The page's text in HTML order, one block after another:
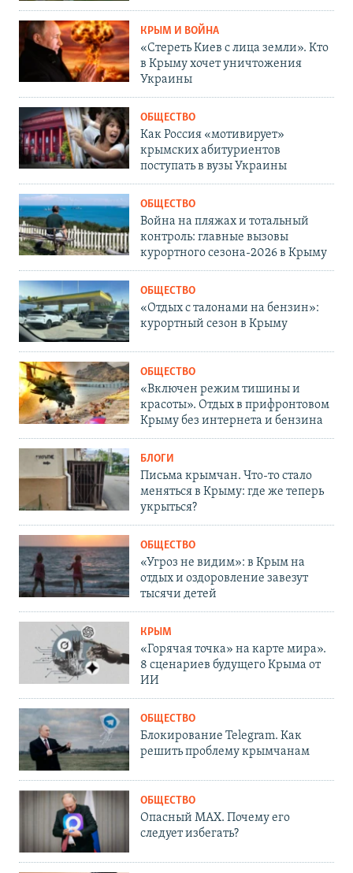
КРЫМ И ВОЙНА
«Стереть Киев с лица земли». Кто
в Крыму хочет уничтожения
Украины
ОБЩЕСТВО
Как Россия «мотивирует»
крымских абитуриентов
поступать в вузы Украины
ОБЩЕСТВО
Война на пляжах и тотальный
контроль: главные вызовы
курортного сезона-2026 в Крыму
ОБЩЕСТВО
«Отдых с талонами на бензин»:
курортный сезон в Крыму
ОБЩЕСТВО
«Включен режим тишины и
красоты». Отдых в прифронтовом
Крыму без интернета и бензина
БЛОГИ
Письма крымчан. Что-то стало
меняться в Крыму: где же теперь
укрыться?
ОБЩЕСТВО
«Угроз не видим»: в Крым на
отдых и оздоровление завезут
тысячи детей
КРЫМ
«Горячая точка» на карте мира».
8 сценариев будущего Крыма от
ИИ
ОБЩЕСТВО
Блокирование Telegram. Как
решить проблему крымчанам
ОБЩЕСТВО
Опасный MAX. Почему его
следует избегать?